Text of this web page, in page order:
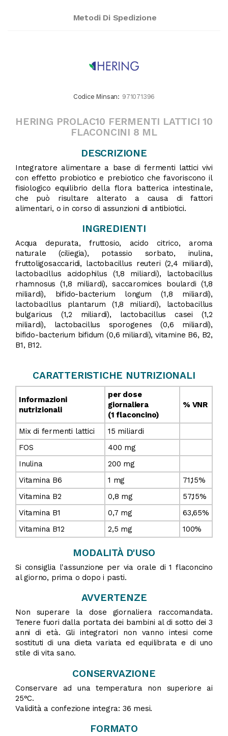
Metodi Di Spedizione
Codice Minsan: 971071396
HERING PROLAC10 FERMENTI LATTICI 10
FLACONCINI 8 ML
DESCRIZIONE
Integratore alimentare a base di fermenti lattici vivi
con effetto probiotico e prebiotico che favoriscono il
fisiologico equilibrio della flora batterica intestinale,
che può risultare alterato a causa di fattori
alimentari, o in corso di assunzioni di antibiotici.
INGREDIENTI
Acqua depurata, fruttosio, acido citrico, aroma
naturale (ciliegia), potassio sorbato, inulina,
fruttoligosaccaridi, lactobacillus reuteri (2,4 miliardi),
lactobacillus acidophilus (1,8 miliardi), lactobacillus
rhamnosus (1,8 miliardi), saccaromices boulardi (1,8
miliardi), bifido-bacterium longum (1,8 miliardi),
lactobacillus plantarum (1,8 miliardi), lactobacillus
bulgaricus (1,2 miliardi), lactobacillus casei (1,2
miliardi), lactobacillus sporogenes (0,6 miliardi),
bifido-bacterium bifidum (0,6 miliardi), vitamine B6, B2,
B1, B12.
CARATTERISTICHE NUTRIZIONALI
Informazioni
nutrizionali
per dose
giornaliera
(1 flaconcino)
% VNR
Mix di fermenti lattici
15 miliardi
FOS
400 mg
Inulina
200 mg
Vitamina B6
1 mg
71,15%
Vitamina B2
0,8 mg
57,15%
Vitamina B1
0,7 mg
63,65%
Vitamina B12
2,5 mg 100%
MODALITÀ D'USO
Si consiglia l'assunzione per via orale di 1 flaconcino
al giorno, prima o dopo i pasti.
AVVERTENZE
Non superare la dose giornaliera raccomandata.
Tenere fuori dalla portata dei bambini al di sotto dei 3
anni di età. Gli integratori non vanno intesi come
sostituti di una dieta variata ed equilibrata e di uno
stile di vita sano.
CONSERVAZIONE
Conservare ad una temperatura non superiore ai
25°C.
Validità a confezione integra: 36 mesi.
FORMATO